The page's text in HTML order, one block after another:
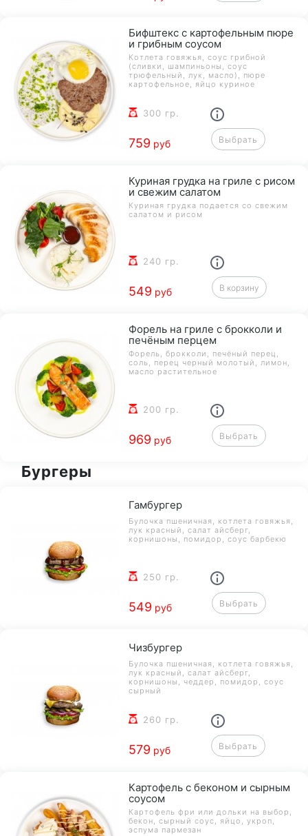
Бифштекс с картофельным пюре
и грибным соусом
Котлета говяжья, соус грибной
(сливки, шампиньоны, соус
трюфельный, лук, масло), пюре
картофельное, яйцо куриное
300 гр.
759 руб Выбрать
Куриная грудка на гриле с рисом
и свежим салатом
Куриная грудка подается со свежим
салатом и рисом
240 гр.
549 руб В корзину
Форель на гриле с брокколи и
печёным перцем
Форель, брокколи, печёный перец,
соль, перец черный молотый, лимон,
масло растительное
200 гр.
969 руб Выбрать
Бургеры
Гамбургер
Булочка пшеничная, котлета говяжья,
лук красный, салат айсберг,
корнишоны, помидор, соус барбекю
250 гр.
549 руб Выбрать
Чизбургер
Булочка пшеничная, котлета говяжья,
лук красный, салат айсберг,
корнишоны, чеддер, помидор, соус
сырный
260 гр.
579 руб Выбрать
Картофель с беконом и сырным
соусом
Картофель фри или дольки на выбор,
бекон, сырный соус, яйцо, укроп,
эспума пармезан